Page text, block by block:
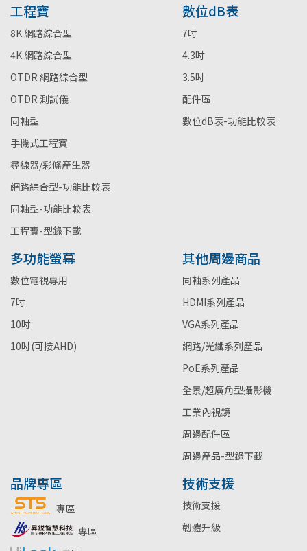
工程寶
8K 網路綜合型
4K 網路綜合型
OTDR 網路綜合型
OTDR 測試儀
同軸型
手機式工程寶
尋線器/彩條產生器
網路綜合型-功能比較表
同軸型-功能比較表
工程寶-型錄下載
數位dB表
7吋
4.3吋
3.5吋
配件區
數位dB表-功能比較表
多功能螢幕
數位電視專用
7吋
10吋
10吋(可接AHD)
其他周邊商品
同軸系列產品
HDMI系列產品
VGA系列產品
網路/光纖系列產品
PoE系列產品
全景/超廣角型攝影機
工業內視鏡
周邊配件區
周邊產品-型錄下載
品牌專區
專區
專區
技術支援
技術支援
韌體升級